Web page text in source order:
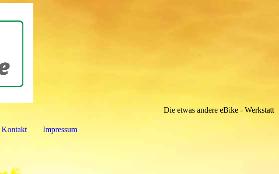
Die etwas andere eBike - Werkstatt
Kontakt Impressum